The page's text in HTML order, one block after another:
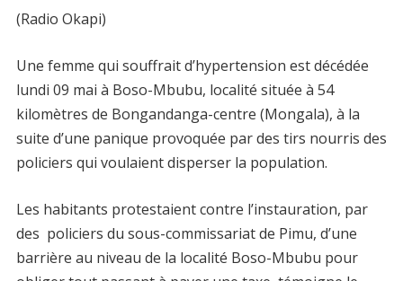
(Radio Okapi)
Une femme qui souffrait d’hypertension est décédée
lundi 09 mai à Boso-Mbubu, localité située à 54
kilomètres de Bongandanga-centre (Mongala), à la
suite d’une panique provoquée par des tirs nourris des
policiers qui voulaient disperser la population.
Les habitants protestaient contre l’instauration, par
des policiers du sous-commissariat de Pimu, d’une
barrière au niveau de la localité Boso-Mbubu pour